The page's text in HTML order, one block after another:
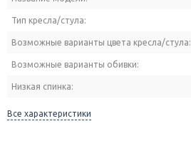
Тип кресла/стула:
Возможные варианты цвета кресла/стула:
Возможные варианты обивки:
Низкая спинка:
Все характеристики